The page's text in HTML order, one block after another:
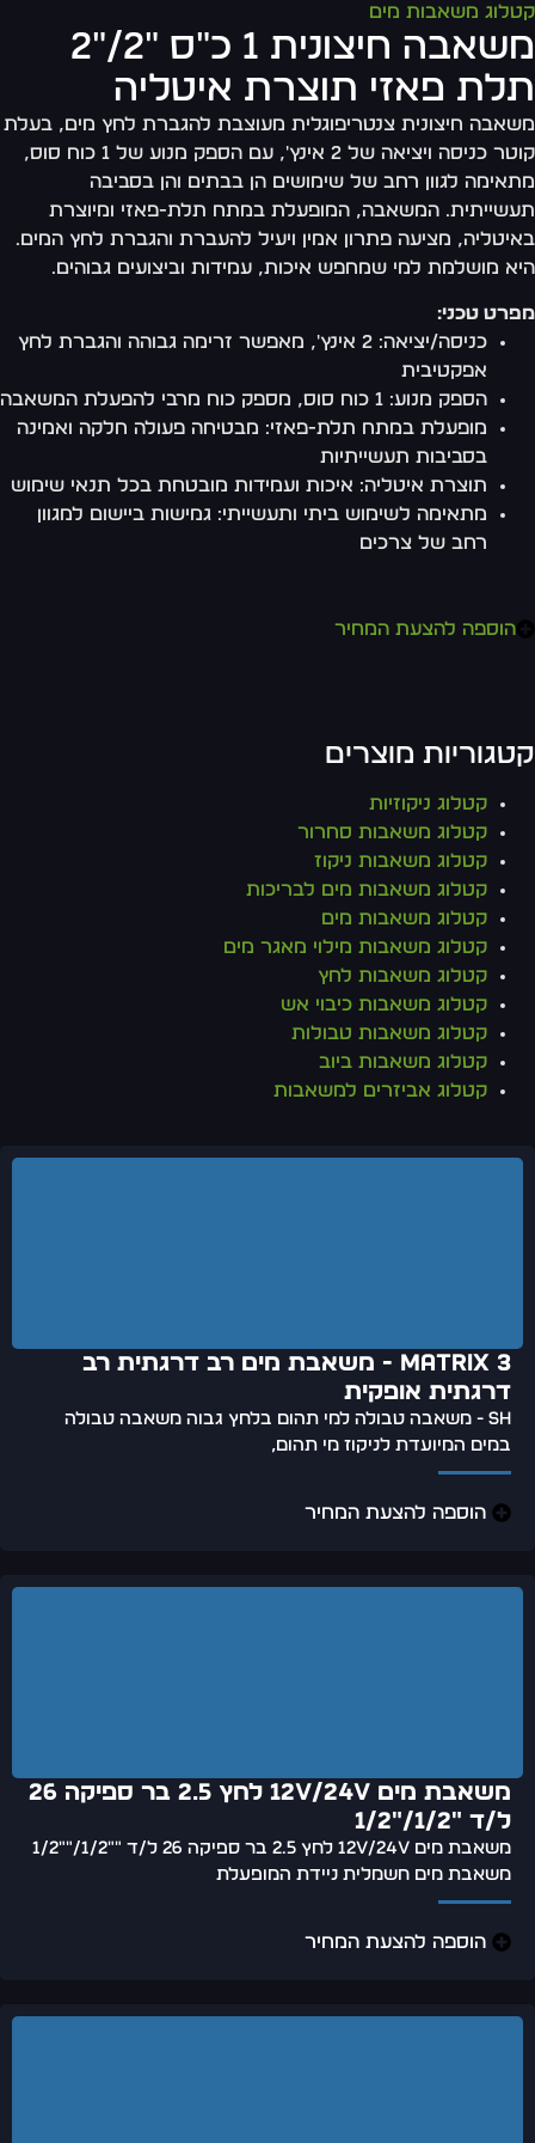
משאבות מים
משאבה חיצונית 1 כ"ס "2/"2
פאזי תוצרת איטליה
חיצונית צנטריפוגלית מעוצבת להגברת לחץ מים, בעלת
קוטר כניסה ויציאה של 2 אינץ', עם הספק מנוע של 1 כוח סוס,
לגוון רחב של שימושים הן בבתים והן בסביבה
המשאבה, המופעלת במתח תלת-פאזי ומיוצרת
מציעה פתרון אמין ויעיל להעברת והגברת לחץ המים.
מושלמת למי שמחפש איכות, עמידות וביצועים גבוהים.
טכני:
כניסה/יציאה: 2 אינץ', מאפשר זרימה גבוהה והגברת לחץ
אפקטיבית
הספק מנוע: 1 כוח סוס, מספק כוח מרבי להפעלת המשאבה
מופעלת במתח תלת-פאזי: מבטיחה פעולה חלקה ואמינה
בסביבות תעשייתיות
תוצרת איטליה: איכות ועמידות מובטחת בכל תנאי שימוש
מתאימה לשימוש ביתי ותעשייתי: גמישות ביישום למגוון
רחב של צרכים
הוספה להצעת המחיר
מוצרים
קטלוג ניקוזיות
קטלוג משאבות סחרור
קטלוג משאבות ניקוז
קטלוג משאבות מים לבריכות
קטלוג משאבות מים
קטלוג משאבות מילוי מאגר מים
קטלוג משאבות לחץ
קטלוג משאבות כיבוי אש
קטלוג משאבות טבולות
קטלוג משאבות ביוב
קטלוג אביזרים למשאבות
MATRIX 3 - משאבת מים רב דרגתית רב
דרגתית אופקית
SH - משאבה טבולה למי תהום בלחץ גבוה משאבה טבולה
במים המיועדת לניקוז מי תהום,
הוספה להצעת המחיר
משאבת מים 12v/24v לחץ 2.5 בר ספיקה 26
ל/ד "1/2/"1/2
משאבת מים 12v/24v לחץ 2.5 בר ספיקה 26 ל/ד ""1/2/""1/2
משאבת מים חשמלית ניידת המופעלת
הוספה להצעת המחיר